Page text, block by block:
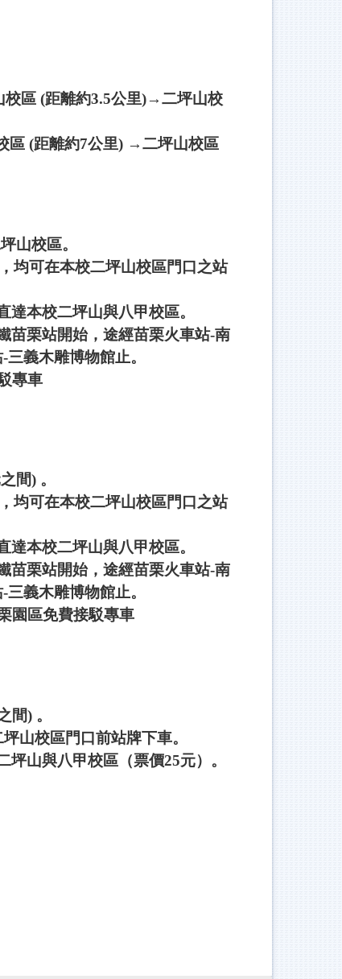
區 (距離約3.5公里)→二坪山校
區 (距離約7公里) →二坪山校區
山校區。
均可在本校二坪山校區門口之站
達本校二坪山與八甲校區。
苗栗站開始，途經苗栗火車站-南
義木雕博物館止。
專車
間) 。
均可在本校二坪山校區門口之站
達本校二坪山與八甲校區。
苗栗站開始，途經苗栗火車站-南
義木雕博物館止。
園區免費接駁專車
間) 。
山校區門口前站牌下車。
坪山與八甲校區（票價25元）。